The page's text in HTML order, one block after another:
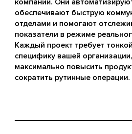
обеспечивают быструю
отделами и помогают
показатели в режиме
Каждый проект требует
специфику вашей
максимально повысить
сократить рутинные операции.